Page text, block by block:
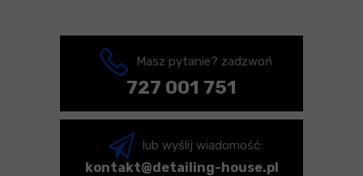
Masz pytanie? zadzwoń
727 001 751
lub wyślij wiadomość:
kontakt@detailing-house.pl